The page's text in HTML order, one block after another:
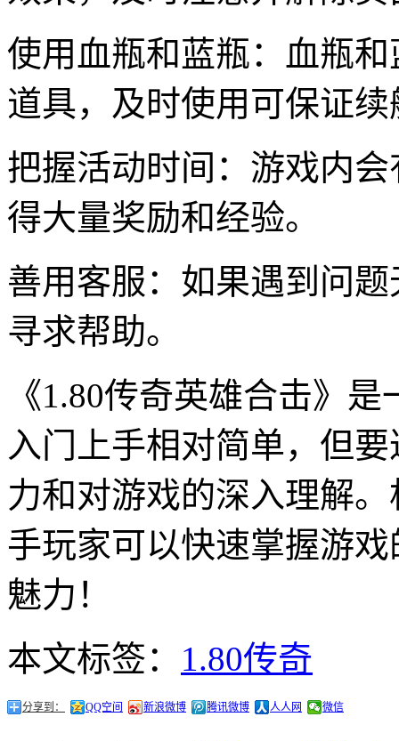
使用血瓶和蓝瓶：血瓶
道具，及时使用可保证
把握活动时间：游戏内
得大量奖励和经验。
善用客服：如果遇到问
寻求帮助。
《1.80传奇英雄合击》
入门上手相对简单，但
力和对游戏的深入理解
手玩家可以快速掌握游
魅力！
本文标签： 1.80传奇
分享到： QQ空间 新浪微博 腾讯微博 人人网 微信